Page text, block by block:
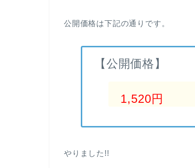
公開価格は下記の通りです。
【公開価格】
1,520円
やりました!!